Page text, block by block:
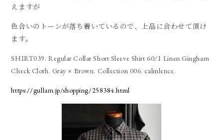
えますが
色合いのトーンが落ち着いているので、上品に合わせて頂け
ます。
SHIRT039. Regular Collar Short Sleeve Shirt 60/1 Linen Gingham
Check Cloth. Gray × Brown. Collection 006. calmlence.
https://gullam.jp/shopping/258384.html